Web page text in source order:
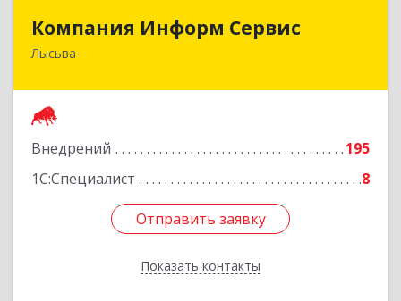
Компания Информ Сервис
Лысьва
Внедрений
195
1С:Специалист
8
Отправить заявку
Показать контакты
Компания Информ Сервис
618909, Пермский край, Лысьва г, Металлистов
Отправить заявку
Назад